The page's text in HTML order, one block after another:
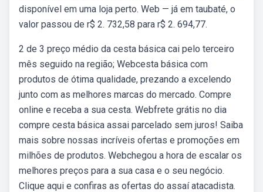
disponível em uma loja perto. Web — já em taubaté, o
valor passou de r$ 2. 732,58 para r$ 2. 694,77.
2 de 3 preço médio da cesta básica cai pelo terceiro
mês seguido na região; Webcesta básica com
produtos de ótima qualidade, prezando a excelendo
junto com as melhores marcas do mercado. Compre
online e receba a sua cesta. Webfrete grátis no dia
compre cesta básica assai parcelado sem juros! Saiba
mais sobre nossas incríveis ofertas e promoções em
milhões de produtos. Webchegou a hora de escalar os
melhores preços para a sua casa e o seu negócio.
Clique aqui e confiras as ofertas do assaí atacadista.